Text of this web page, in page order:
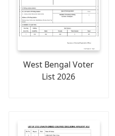
West Bengal Voter
List 2026